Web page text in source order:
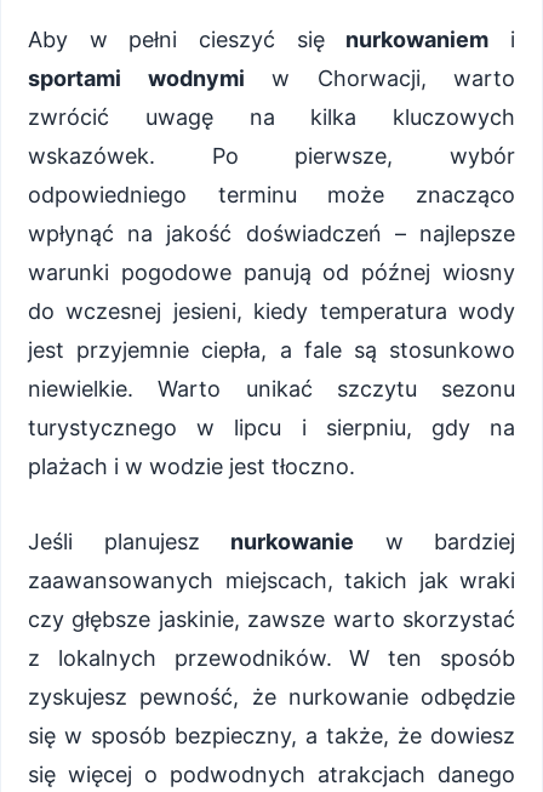
Aby w pełni cieszyć się nurkowaniem i
sportami wodnymi w Chorwacji, warto
zwrócić uwagę na kilka kluczowych
wskazówek. Po pierwsze, wybór
odpowiedniego terminu może znacząco
wpłynąć na jakość doświadczeń – najlepsze
warunki pogodowe panują od późnej wiosny
do wczesnej jesieni, kiedy temperatura wody
jest przyjemnie ciepła, a fale są stosunkowo
niewielkie. Warto unikać szczytu sezonu
turystycznego w lipcu i sierpniu, gdy na
plażach i w wodzie jest tłoczno.
Jeśli planujesz nurkowanie w bardziej
zaawansowanych miejscach, takich jak wraki
czy głębsze jaskinie, zawsze warto skorzystać
z lokalnych przewodników. W ten sposób
zyskujesz pewność, że nurkowanie odbędzie
się w sposób bezpieczny, a także, że dowiesz
się więcej o podwodnych atrakcjach danego